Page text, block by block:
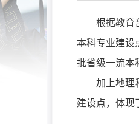
根据教育
本科专业建设
批省级一流本
加上地理
建设点，体现